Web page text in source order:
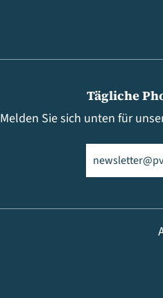
Tägliche
Melden Sie sich unten für